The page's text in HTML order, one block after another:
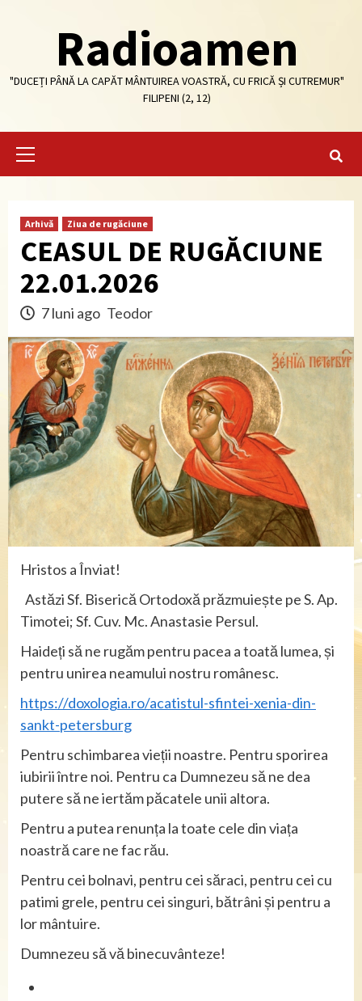
Radioamen
"DUCEȚI PÂNĂ LA CAPĂT MÂNTUIREA VOASTRĂ, CU FRICĂ ȘI CUTREMUR"
FILIPENI (2, 12)
Primary
Arhivă Ziua de rugăciune
CEASUL DE RUGĂCIUNE
22.01.2026
7 luni ago Teodor
Hristos a Înviat!
Astăzi Sf. Biserică Ortodoxă prăzmuiește pe S. Ap.
Timotei; Sf. Cuv. Mc. Anastasie Persul.
Haideți să ne rugăm pentru pacea a toată lumea, și
pentru unirea neamului nostru românesc.
https://doxologia.ro/acatistul-sfintei-xenia-din-
sankt-petersburg
Pentru schimbarea vieții noastre. Pentru sporirea
iubirii între noi. Pentru ca Dumnezeu să ne dea
putere să ne iertăm păcatele unii altora.
Pentru a putea renunța la toate cele din viața
noastră care ne fac rău.
Pentru cei bolnavi, pentru cei săraci, pentru cei cu
patimi grele, pentru cei singuri, bătrâni și pentru a
lor mântuire.
Dumnezeu să vă binecuvânteze!